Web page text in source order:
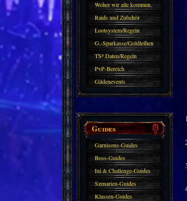
Woher wir alle kommen.
Raids und Zubehör
Lootsystem/Regeln
G.-Sparkasse/Goldleihen
TS³ Daten/Regeln
PvP-Bereich
Gildenevents
Guides
Garnisons-Guides
Boss-Guides
Ini & Challenge-Guides
Szenarien-Guides
Klassen-Guides